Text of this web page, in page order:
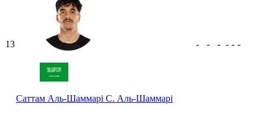
13
Саттам Аль-Шаммарі С. Аль-Шаммарі
- - - - - -